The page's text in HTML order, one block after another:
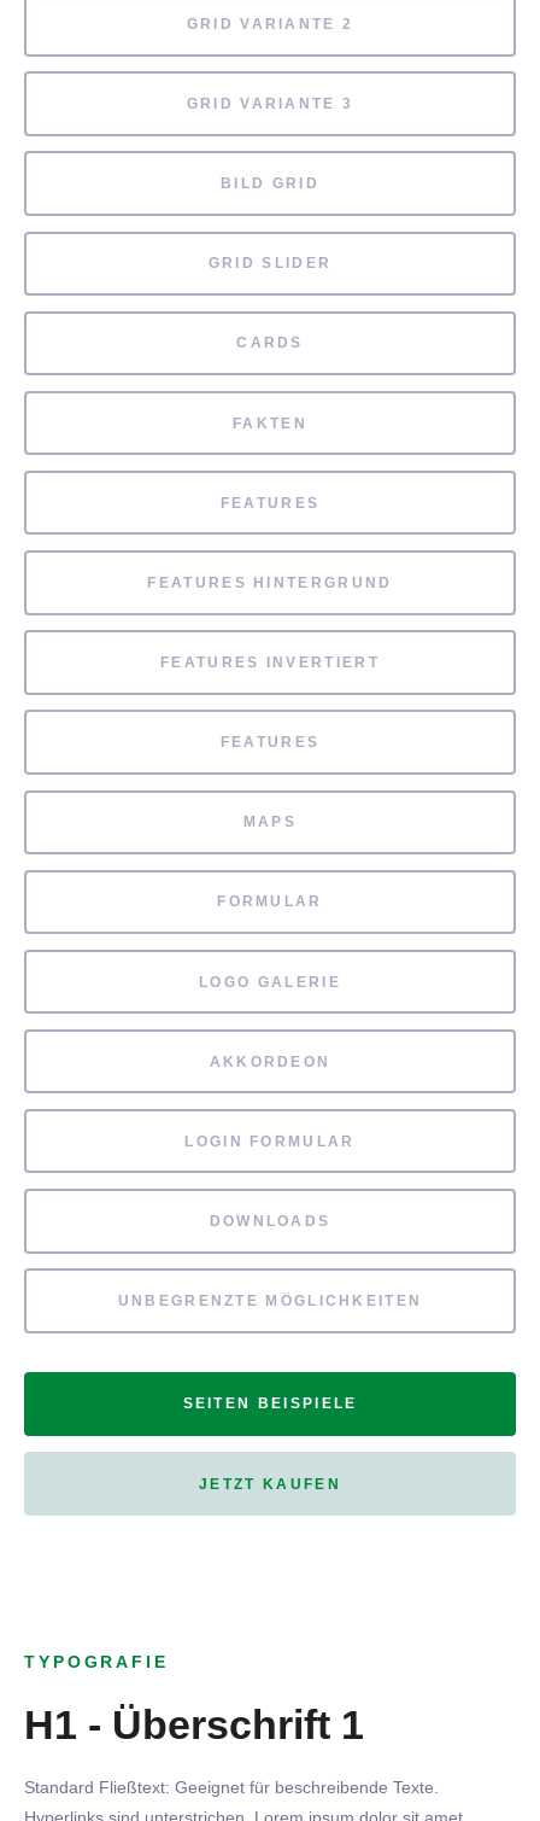
GRID VARIANTE 2
GRID VARIANTE 3
BILD GRID
GRID SLIDER
CARDS
FAKTEN
FEATURES
FEATURES HINTERGRUND
FEATURES INVERTIERT
FEATURES
MAPS
FORMULAR
LOGO GALERIE
AKKORDEON
LOGIN FORMULAR
DOWNLOADS
UNBEGRENZTE MÖGLICHKEITEN
SEITEN BEISPIELE
JETZT KAUFEN
TYPOGRAFIE
H1 - Überschrift 1
Standard Fließtext: Geeignet für beschreibende Texte.